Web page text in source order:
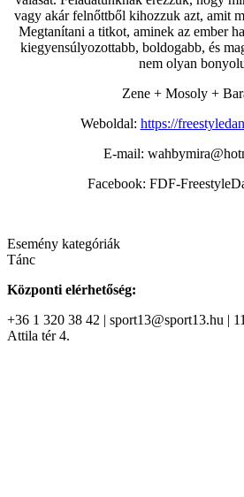
vagy akár felnőttből kihozzuk azt, amit
Megtanítani a titkot, aminek az ember
kiegyensúlyozottabb, boldogabb, és
nem olyan
Zene + Mosoly +
Weboldal: https://
E-mail:
Facebook: FDF-
Esemény kategóriák
Tánc
Központi elérhetőség:
+36 1 320 38 42 | sport13@sport13.hu |
Attila tér 4.